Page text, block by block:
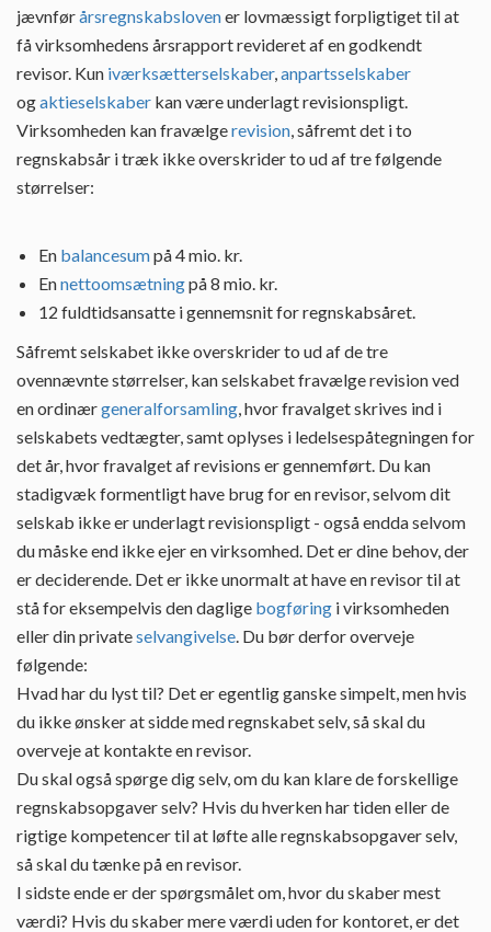
jævnførårsregnskabslovener lovmæssigt forpligtiget til at
få virksomhedens årsrapport revideret af en godkendt
revisor. Kun iværksætterselskaber,anpartsselskaber
ogaktieselskaber kan være underlagt revisionspligt.
Virksomheden kan fravælgerevision, såfremt det i to
regnskabsår i træk ikke overskrider to ud af tre følgende
størrelser:
En balancesumpå 4 mio. kr.
Ennettoomsætningpå 8 mio. kr.
12 fuldtidsansatte i gennemsnit for regnskabsåret.
Såfremt selskabet ikke overskrider to ud af de tre
ovennævnte størrelser, kan selskabet fravælge revision ved
en ordinærgeneralforsamling, hvor fravalget skrives ind i
selskabets vedtægter, samt oplyses i ledelsespåtegningen for
det år, hvor fravalget af revisions er gennemført. Du kan
stadigvæk formentligt have brug for en revisor, selvom dit
selskab ikke er underlagt revisionspligt - også endda selvom
du måske end ikke ejer en virksomhed. Det er dine behov, der
er deciderende. Det er ikke unormalt at have en revisor til at
stå for eksempelvis den daglige bogføring i virksomheden
eller din privateselvangivelse. Du bør derfor overveje
følgende:
Hvad har du lyst til? Det er egentlig ganske simpelt, men hvis
du ikke ønsker at sidde med regnskabet selv, så skal du
overveje at kontakte en revisor.
Du skal også spørge dig selv, om du kan klare de forskellige
regnskabsopgaver selv? Hvis du hverken har tiden eller de
rigtige kompetencer til at løfte alle regnskabsopgaver selv,
så skal du tænke på en revisor.
I sidste ende er der spørgsmålet om, hvor du skaber mest
værdi? Hvis du skaber mere værdi uden for kontoret, er det